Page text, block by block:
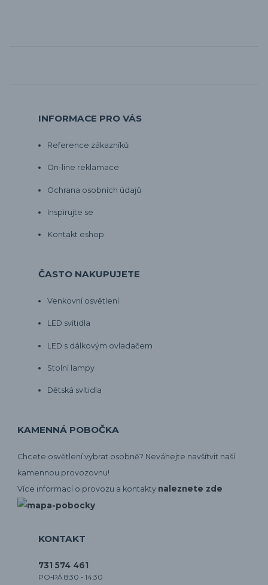
INFORMACE PRO VÁS
Reference zákazníků
On-line reklamace
Ochrana osobních údajů
Inspirujte se
Kontakt eshop
ČASTO NAKUPUJETE
Venkovní osvětlení
LED svítidla
LED s dálkovým ovladačem
Stolní lampy
Dětská svítidla
KAMENNÁ POBOČKA
Chcete osvětlení vybrat osobně? Neváhejte navšítvit naší
kamennou provozovnu!
Více informací o provozu a kontakty naleznete zde
KONTAKT
731 574 461
PO-PÁ 8:30 - 14:30